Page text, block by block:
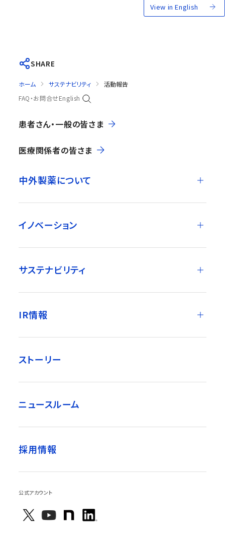
View in English
SHARE
ホーム サステナビリティ
活動報告
FAQ・お問合せEnglish
患者さん・一般の皆さま
医療関係者の皆さま
中外製薬について
イノベーション
サステナビリティ
IR情報
ストーリー
ニュースルーム
採用情報
公式アカウント